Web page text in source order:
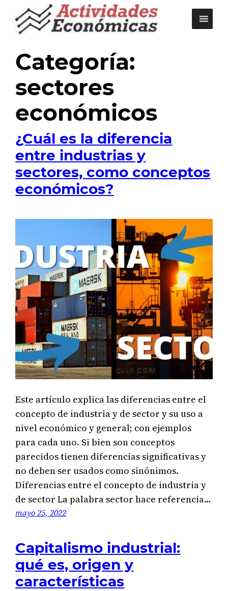
Saltar
Categoría:
sectores
económicos
¿Cuál es la diferencia
entre industrias y
sectores, como conceptos
económicos?
Este artículo explica las diferencias entre el
concepto de industria y de sector y su uso a
nivel económico y general; con ejemplos
para cada uno. Si bien son conceptos
parecidos tienen diferencias significativas y
no deben ser usados como sinónimos.
Diferencias entre el concepto de industria y
de sector La palabra sector hace referencia…
mayo 25, 2022
Capitalismo industrial:
qué es, origen y
características